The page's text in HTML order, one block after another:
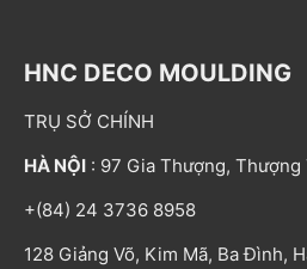
HNC DECO MOULDING
TRỤ SỞ CHÍNH
HÀ NỘI : 97 Gia Thượng,
+(84) 24 3736 8958
128 Giảng Võ, Kim Mã, Ba Đình,